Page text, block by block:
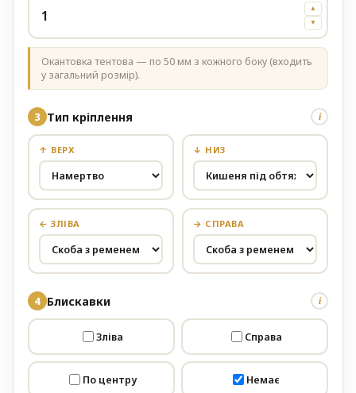
▲
▼
Окантовка тентова — по 50 мм з кожного боку (входить
у загальний розмір).
Тип кріплення i
↑ ВЕРХ ↓ НИЗ
← ЗЛІВА → СПРАВА
Блискавки i
Зліва Справа
По центру Немає